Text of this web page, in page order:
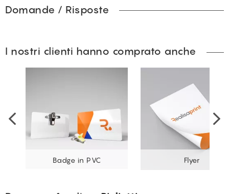
Domande / Risposte
I nostri clienti hanno comprato anche
Badge in PVC Flyer